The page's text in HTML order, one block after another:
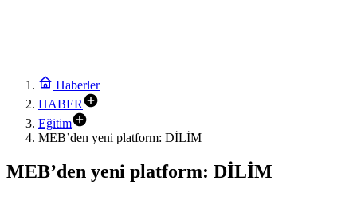
Haberler
HABER
Eğitim
MEB’den yeni platform: DİLİM
MEB’den yeni platform: DİLİM